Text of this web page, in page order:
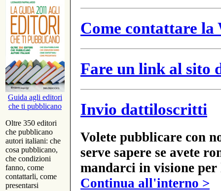
Guida agli editori
che ti pubblicano
Oltre 350 editori
che pubblicano
autori italiani: che
cosa pubblicano,
che condizioni
fanno, come
contattarli, come
presentarsi
Come contattare
Fare un link al sito
Invio dattiloscritti
Volete pubblicare con
serve sapere se avete
mandarci in visione
Continua all'interno >